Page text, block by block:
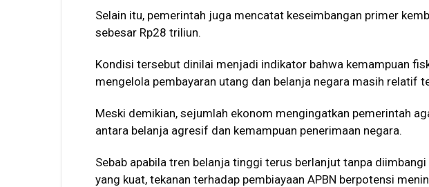
Selain itu, pemerintah juga mencatat keseimbangan primer
sebesar Rp28 triliun.
Kondisi tersebut dinilai menjadi indikator bahwa kemampuan
mengelola pembayaran utang dan belanja negara masih relatif
Meski demikian, sejumlah ekonom mengingatkan pemerintah
antara belanja agresif dan kemampuan penerimaan negara.
Sebab apabila tren belanja tinggi terus berlanjut tanpa
yang kuat, tekanan terhadap pembiayaan APBN berpotensi